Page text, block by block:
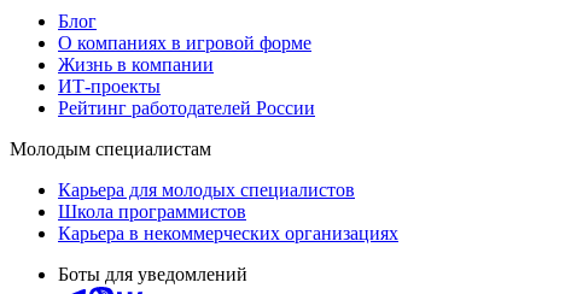
Блог
О компаниях в игровой форме
Жизнь в компании
ИТ-проекты
Рейтинг работодателей России
Молодым специалистам
Карьера для молодых специалистов
Школа программистов
Карьера в некоммерческих организациях
Боты для уведомлений